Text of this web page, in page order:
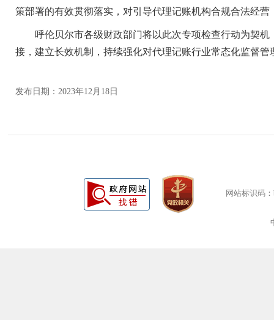
策部署的有效贯彻落实，对引导代理记账机构合规合法经
呼伦贝尔市各级财政部门将以此次专项检查行动为契机
接，建立长效机制，持续强化对代理记账行业常态化监督
发布日期：2023年12月18日
网站标识码